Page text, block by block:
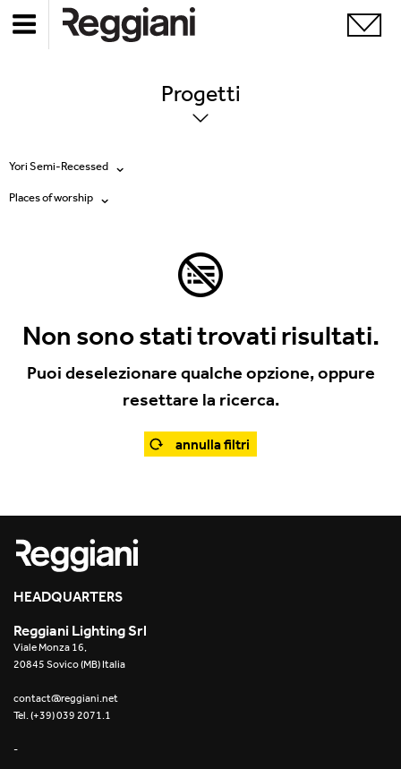
Progetti
Yori Semi-Recessed
Tutti i prodotti
Mood Evo
Sistema Trybeca
Yori Surface Base
Yori Surface/Pendant
Envios IP66
Incline Dark Performance
Places of worship
Retail
Showrooms
Non sono stati trovati risultati.
Puoi deselezionare qualche opzione, oppure
resettare la ricerca.
annulla filtri
HEADQUARTERS
Reggiani Lighting Srl
Viale Monza 16,
20845 Sovico (MB) Italia
contact@reggiani.net
Tel. (+39) 039 2071.1
-